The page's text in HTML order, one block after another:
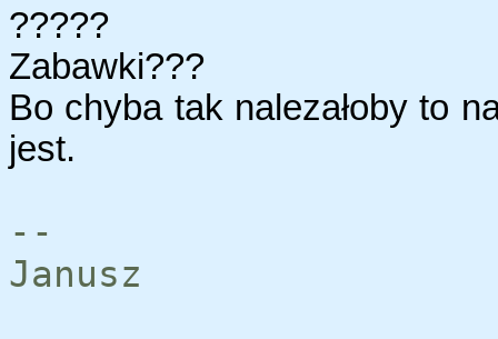
?????
Zabawki???
Bo chyba tak nalezałoby to
jest.
--
Janusz